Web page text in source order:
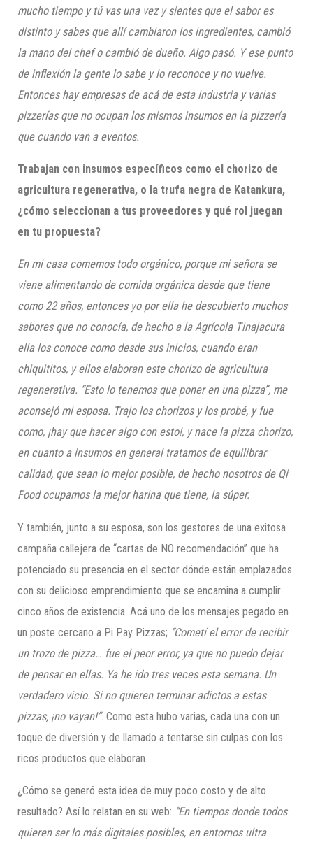
mucho tiempo y tú vas una vez y sientes que el sabor es
distinto y sabes que allí cambiaron los ingredientes, cambió
la mano del chef o cambió de dueño. Algo pasó. Y ese punto
de inflexión la gente lo sabe y lo reconoce y no vuelve.
Entonces hay empresas de acá de esta industria y varias
pizzerías que no ocupan los mismos insumos en la pizzería
que cuando van a eventos.
Trabajan con insumos específicos como el chorizo de
agricultura regenerativa, o la trufa negra de Katankura,
¿cómo seleccionan a tus proveedores y qué rol juegan
en tu propuesta?
En mi casa comemos todo orgánico, porque mi señora se
viene alimentando de comida orgánica desde que tiene
como 22 años, entonces yo por ella he descubierto muchos
sabores que no conocía, de hecho a la Agrícola Tinajacura
ella los conoce como desde sus inicios, cuando eran
chiquititos, y ellos elaboran este chorizo de agricultura
regenerativa. “Esto lo tenemos que poner en una pizza”, me
aconsejó mi esposa. Trajo los chorizos y los probé, y fue
como, ¡hay que hacer algo con esto!, y nace la pizza chorizo,
en cuanto a insumos en general tratamos de equilibrar
calidad, que sean lo mejor posible, de hecho nosotros de Qi
Food ocupamos la mejor harina que tiene, la súper.
Y también, junto a su esposa, son los gestores de una exitosa
campaña callejera de “cartas de NO recomendación” que ha
potenciado su presencia en el sector dónde están emplazados
con su delicioso emprendimiento que se encamina a cumplir
cinco años de existencia. Acá uno de los mensajes pegado en
un poste cercano a Pi Pay Pizzas; “Cometí el error de recibir
un trozo de pizza… fue el peor error, ya que no puedo dejar
de pensar en ellas. Ya he ido tres veces esta semana. Un
verdadero vicio. Si no quieren terminar adictos a estas
pizzas, ¡no vayan!”. Como esta hubo varias, cada una con un
toque de diversión y de llamado a tentarse sin culpas con los
ricos productos que elaboran.
¿Cómo se generó esta idea de muy poco costo y de alto
resultado? Así lo relatan en su web: “En tiempos donde todos
quieren ser lo más digitales posibles, en entornos ultra